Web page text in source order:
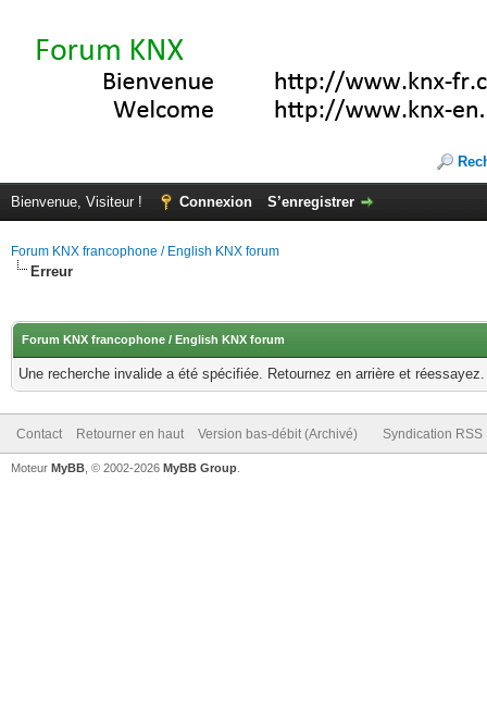
Bienvenue, Visiteur ! Connexion S’enregistrer
Forum KNX francophone / English KNX forum
Erreur
Forum KNX francophone / English KNX forum
Une recherche invalide a été spécifiée. Retournez en arrière et réessayez.
Contact Retourner en haut Version bas-débit (Archivé) Syndication RSS
Moteur MyBB , © 2002-2026 MyBB Group